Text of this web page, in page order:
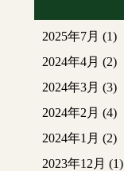
2025年7月 (1)
2024年4月 (2)
2024年3月 (3)
2024年2月 (4)
2024年1月 (2)
2023年12月 (1)